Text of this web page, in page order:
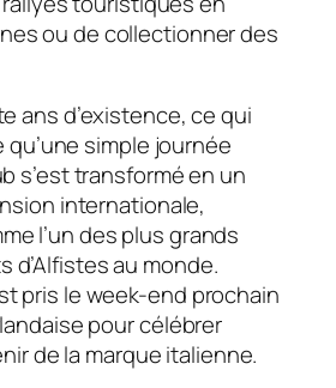
ou de collectionner des
ans d’existence, ce qui
qu’une simple journée
s’est transformé en un
internationale,
l’un des plus grands
d’Alfistes au monde.
pris le week-end prochain
pour célébrer
de la marque italienne.